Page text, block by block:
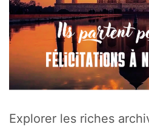
Explorer les riches